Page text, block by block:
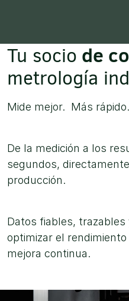
Tu socio de
metrología
Mide mejor. Más
De la medición a los
segundos,
producción.
Datos fiables, trazables
optimizar el
mejora continua.